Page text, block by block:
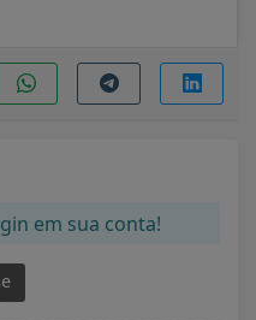
em sua conta!